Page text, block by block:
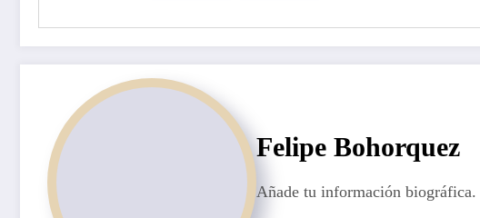
Felipe Bohorquez
Añade tu información biográfica.